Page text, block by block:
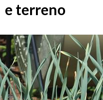
e terreno